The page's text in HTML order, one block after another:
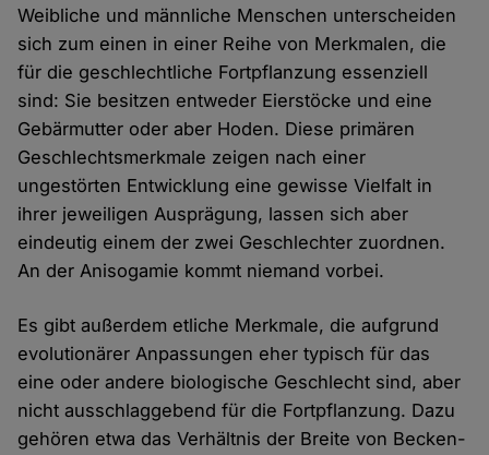
Weibliche und männliche Menschen unterscheiden
sich zum einen in einer Reihe von Merkmalen, die
für die geschlechtliche Fortpflanzung essenziell
sind: Sie besitzen entweder Eierstöcke und eine
Gebärmutter oder aber Hoden. Diese primären
Geschlechtsmerkmale zeigen nach einer
ungestörten Entwicklung eine gewisse Vielfalt in
ihrer jeweiligen Ausprägung, lassen sich aber
eindeutig einem der zwei Geschlechter zuordnen.
An der Anisogamie kommt niemand vorbei.
Es gibt außerdem etliche Merkmale, die aufgrund
evolutionärer Anpassungen eher typisch für das
eine oder andere biologische Geschlecht sind, aber
nicht ausschlaggebend für die Fortpflanzung. Dazu
gehören etwa das Verhältnis der Breite von Becken-